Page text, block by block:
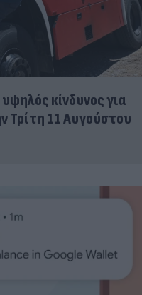
κίνδυνος για
Τρίτη 11 Αυγούστου